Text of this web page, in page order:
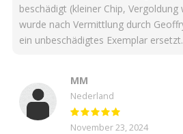
beschädigt (kleiner Chip, Vergoldung
wurde nach Vermittlung durch
ein unbeschädigtes Exemplar ersetzt.
MM
Nederland
November 23, 2024